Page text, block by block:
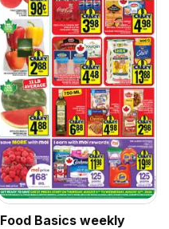
Food Basics weekly